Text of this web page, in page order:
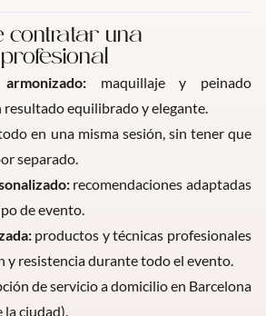
contratar una
maquillaje y peinado
equilibrado y elegante.
en una misma sesión, sin tener que
separado.
recomendaciones adaptadas
de evento.
productos y técnicas profesionales
y resistencia durante todo el evento.
de servicio a domicilio en Barcelona
la ciudad).